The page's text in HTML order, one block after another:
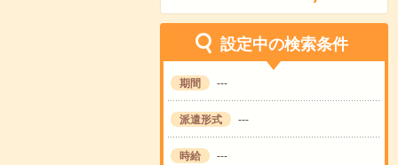
設定中の検索条件
期間 ---
派遣形式 ---
時給 ---